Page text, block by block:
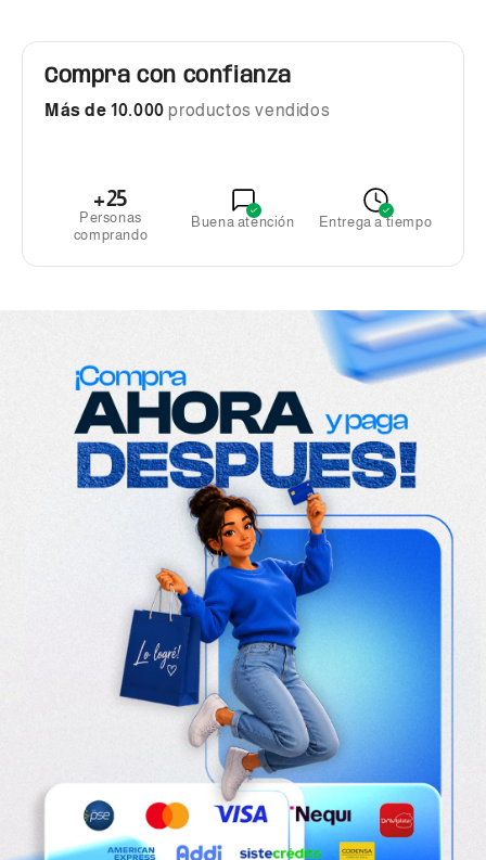
Compra con confianza
Más de 10.000 productos vendidos
+25
Personas
comprando
Buena atención Entrega a tiempo